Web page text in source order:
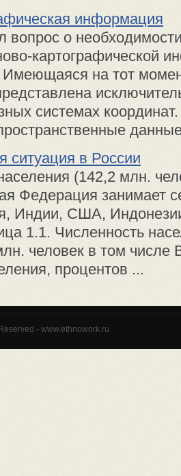
информация
вопрос о
картографической
Имеющаяся на тот
системах
ситуация в России
(142,2 млн.
Федерация занимает
Индии, США,
1.1. Численность
человек в том числе
процентов ...
- www.ethnowork.ru